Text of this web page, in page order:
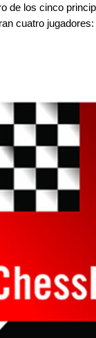
de los cinco
cuatro